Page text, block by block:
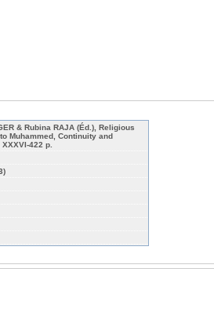
& Rubina RAJA (Éd.), Religious
Muhammed, Continuity and
422 p.